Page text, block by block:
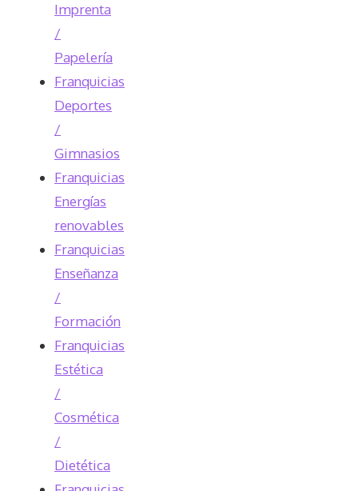
Imprenta
/
Papelería
Franquicias
Deportes
/
Gimnasios
Franquicias
Energías
renovables
Franquicias
Enseñanza
/
Formación
Franquicias
Estética
/
Cosmética
/
Dietética